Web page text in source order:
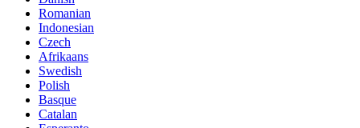
Romanian
Indonesian
Czech
Afrikaans
Swedish
Polish
Basque
Catalan